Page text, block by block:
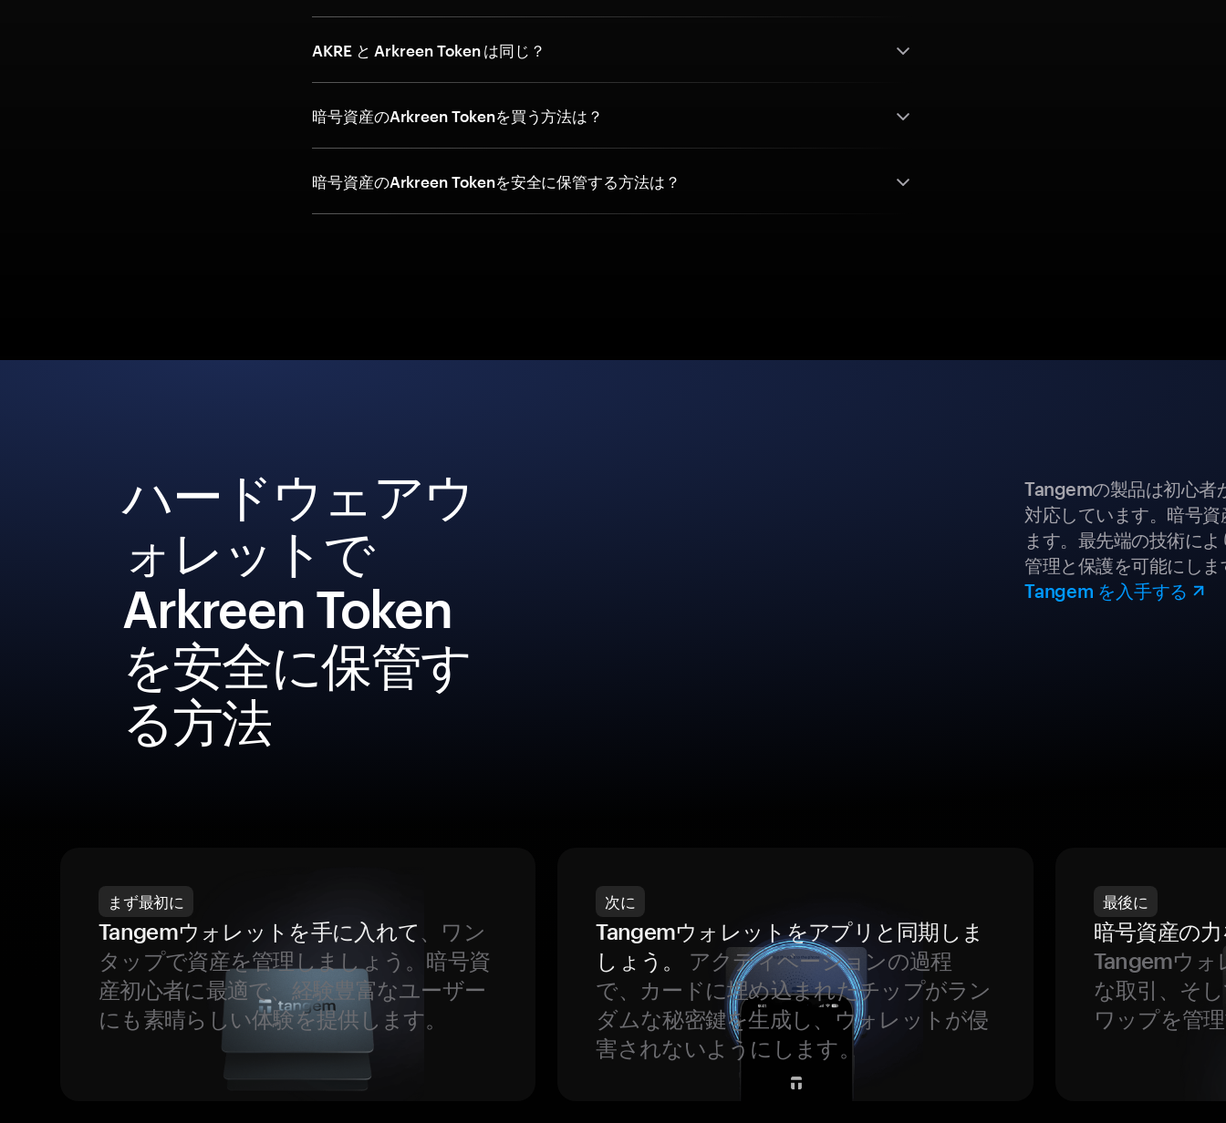
AKRE と Arkreen Token は同じ？
暗号資産のArkreen Tokenを買う方法は？
暗号資産のArkreen Tokenを安全に保管する方法は？
ハードウェアウ
ォレットで
Arkreen Token
を安全に保管す
る方法
Tangemの製品は初心者
対応しています。暗号
ます。最先端の技術に
管理と保護を可能にしま
Tangem を入手する
まず最初に
Tangemウォレットを手に入れて、ワン
タップで資産を管理しましょう。暗号資
産初心者に最適で、経験豊富なユーザー
にも素晴らしい体験を提供します。
次に
Tangemウォレットをアプリと同期しま
しょう。
アクティベーションの過程
で、カードに埋め込まれたチップがラン
ダムな秘密鍵を生成し、ウォレットが侵
害されないようにします。
最後に
暗号資産の
Tangemウォ
な取引、そ
ワップを管